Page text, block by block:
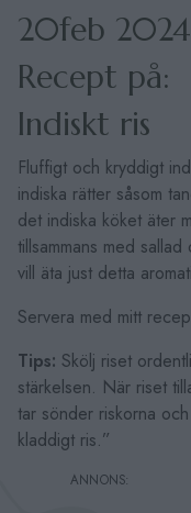
20feb 2024
Recept på:
Indiskt ris
Fluffigt och kryddigt
indiska rätter såsom
det indiska köket äter
tillsammans med
vill äta just detta
Servera med mitt
Tips: Skölj riset
stärkelsen. När riset
tar sönder riskorna
kladdigt ris.”